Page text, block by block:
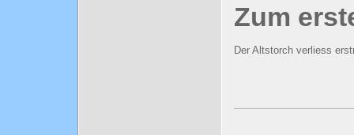
Zum
Der Altstorch verliess